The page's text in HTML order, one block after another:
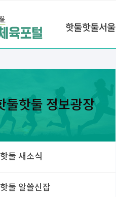
핫둘핫둘서울
둘핫둘 정보광장
둘 새소식
둘 알쓸신잡